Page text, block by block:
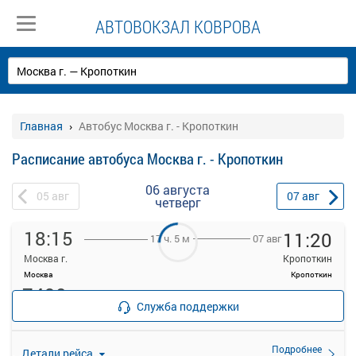
АВТОВОКЗАЛ КОВРОВА
Главная Автобус Москва г. - Кропоткин
Расписание автобуса Москва г. - Кропоткин
05 авг 06 августа
четверг 07авг
18:15
Москва г.
Москва
17 ч. 5 м 07 авг 11:20
Кропоткин
Кропоткин
Подробнее
7490
Продажа билетов
прекращена
Служба поддержки